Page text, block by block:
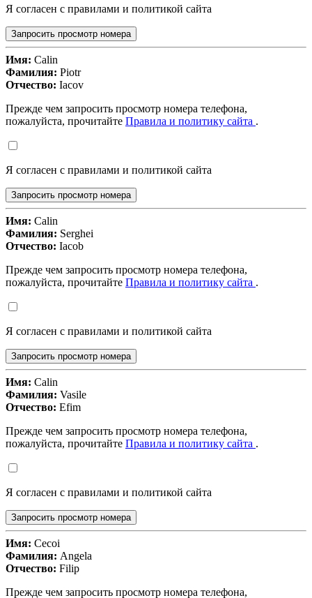
Я согласен с правилами и политикой сайта
Запросить просмотр номера
Имя: Calin
Фамилия: Piotr
Отчество: Iacov
Прежде чем запросить просмотр номера телефона,
пожалуйста, прочитайте Правила и политику сайта .
Я согласен с правилами и политикой сайта
Запросить просмотр номера
Имя: Calin
Фамилия: Serghei
Отчество: Iacob
Прежде чем запросить просмотр номера телефона,
пожалуйста, прочитайте Правила и политику сайта .
Я согласен с правилами и политикой сайта
Запросить просмотр номера
Имя: Calin
Фамилия: Vasile
Отчество: Efim
Прежде чем запросить просмотр номера телефона,
пожалуйста, прочитайте Правила и политику сайта .
Я согласен с правилами и политикой сайта
Запросить просмотр номера
Имя: Cecoi
Фамилия: Angela
Отчество: Filip
Прежде чем запросить просмотр номера телефона,